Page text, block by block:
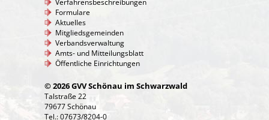
Formulare
Aktuelles
Mitgliedsgemeinden
Verbandsverwaltung
Amts- und Mitteilungsblatt
Öffentliche Einrichtungen
© 2026 GVV Schönau im Schwarzwald
Talstraße 22
79677 Schönau
Tel.: 07673/8204-0